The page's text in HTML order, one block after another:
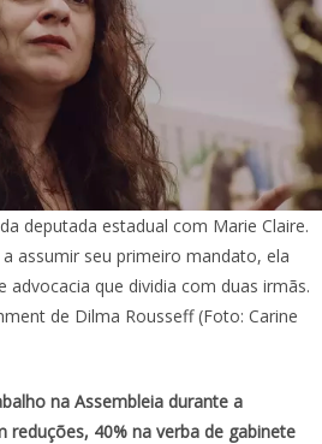
deputada estadual com Marie Claire.
assumir seu primeiro mandato, ela
que dividia com duas irmãs.
de Dilma Rousseff (Foto: Carine
na Assembleia durante a
reduções, 40% na verba de gabinete